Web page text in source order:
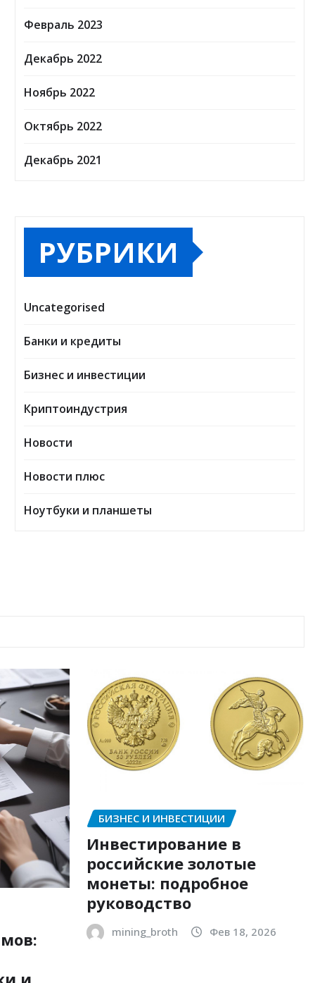
Февраль 2023
Декабрь 2022
Ноябрь 2022
Октябрь 2022
Декабрь 2021
РУБРИКИ
Uncategorised
Банки и кредиты
Бизнес и инвестиции
Криптоиндустрия
Новости
Новости плюс
Ноутбуки и планшеты
БИЗНЕС И ИНВЕСТИЦИИ
Инвестирование в
российские золотые
монеты: подробное
руководство
mining_broth Фев 18, 2026